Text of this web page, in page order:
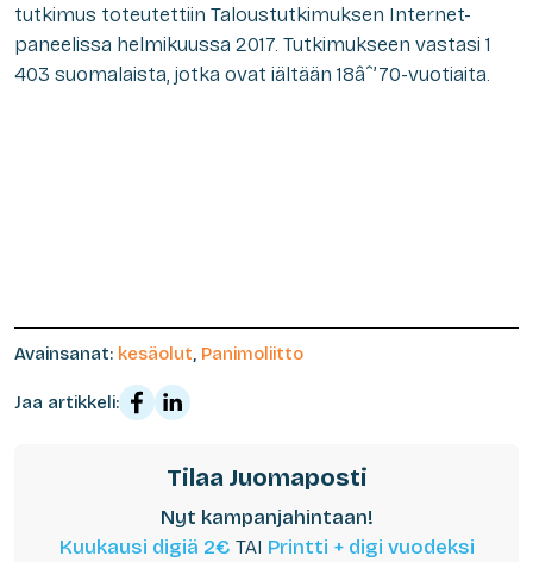
tutkimus toteutettiin Taloustutkimuksen Internet-
paneelissa helmikuussa 2017. Tutkimukseen vastasi 1
403 suomalaista, jotka ovat iältään 18âˆ’70-vuotiaita.
Avainsanat: kesäolut, Panimoliitto
Jaa artikkeli:
Tilaa Juomaposti
Nyt kampanjahintaan!
Kuukausi digiä 2€ TAI Printti + digi vuodeksi